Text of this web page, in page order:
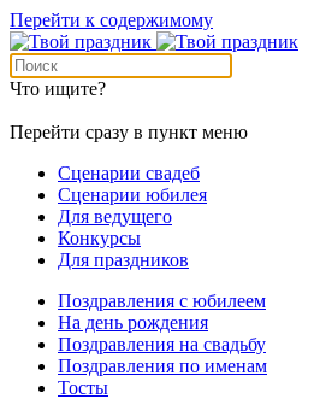
Перейти к содержимому
Что ищите?
Перейти сразу в пункт меню
Сценарии свадеб
Сценарии юбилея
Для ведущего
Конкурсы
Для праздников
Поздравления с юбилеем
На день рождения
Поздравления на свадьбу
Поздравления по именам
Тосты